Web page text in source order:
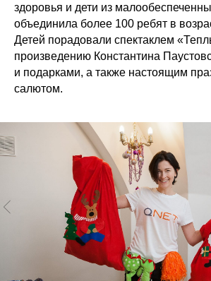
здоровья и дети из
объединила более 100 ребят в
Детей порадовали спектаклем
произведению Константина
и подарками, а также настоящим
салютом.